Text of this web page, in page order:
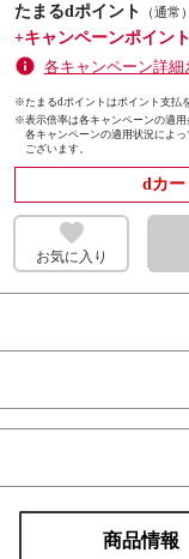
たまるdポイント
（通常）
+キャンペーンポイント
各キャンペーン詳
※たまるdポイントはポイント支払
※表示倍率は各キャンペーンの適
各キャンペーンの適用状況によ
ございます。
dカー
お気に入り
商品情報